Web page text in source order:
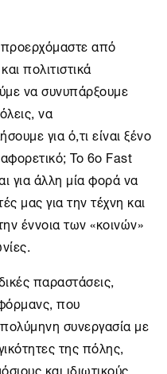
από
πολιτιστικά
να συνυπάρξουμε
να
για ό,τι είναι ξένο
To 6ο Fast
για άλλη μία φορά να
μας για την τέχνη και
έννοια των «κοινών»
παραστάσεις,
που
συνεργασία με
της πόλης,
και ιδιωτικούς